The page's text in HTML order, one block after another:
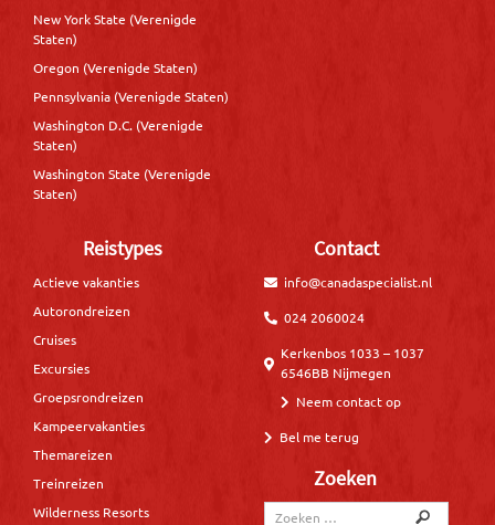
New York State (Verenigde
Staten)
Oregon (Verenigde Staten)
Pennsylvania (Verenigde Staten)
Washington D.C. (Verenigde
Staten)
Washington State (Verenigde
Staten)
Reistypes
Actieve vakanties
Autorondreizen
Cruises
Excursies
Groepsrondreizen
Kampeervakanties
Themareizen
Treinreizen
Wilderness Resorts
Contact
info@canadaspecialist.nl
024 2060024
Kerkenbos 1033 – 1037
6546BB Nijmegen
Neem contact op
Bel me terug
Zoeken